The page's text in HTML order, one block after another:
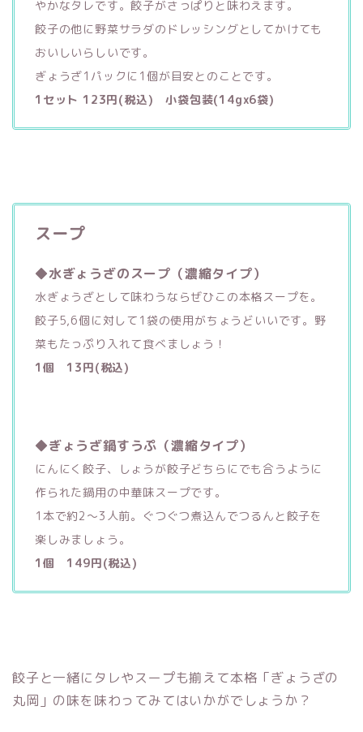
やかなタレです。餃子がさっぱりと味わえます。
餃子の他に野菜サラダのドレッシングとしてかけても
おいしいらしいです。
ぎょうざ1パックに1個が目安とのことです。
1セット 123円(税込) 小袋包装(14gx6袋)
スープ
◆水ぎょうざのスープ（濃縮タイプ）
水ぎょうざとして味わうならぜひこの本格スープを。
餃子5,6個に対して1袋の使用がちょうどいいです。野
菜もたっぷり入れて食べましょう！
1個 13円(税込)
◆ぎょうざ鍋すうぷ（濃縮タイプ）
にんにく餃子、しょうが餃子どちらにでも合うように
作られた鍋用の中華味スープです。
1本で約2～3人前。ぐつぐつ煮込んでつるんと餃子を
楽しみましょう。
1個 149円(税込)
餃子と一緒にタレやスープも揃えて本格「ぎょうざの
丸岡」の味を味わってみてはいかがでしょうか？